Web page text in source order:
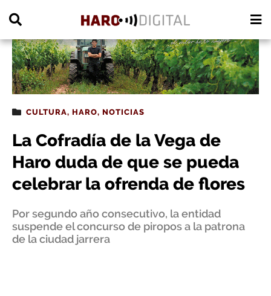
CULTURA, HARO, NOTICIAS
La Cofradía de la Vega de
Haro duda de que se pueda
celebrar la ofrenda de flores
Por segundo año consecutivo, la entidad
suspende el concurso de piropos a la patrona
de la ciudad jarrera